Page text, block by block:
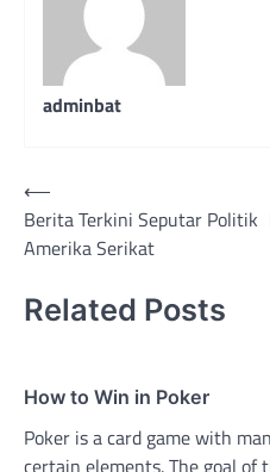
adminbat
Post
navigation
⟵
Berita Terkini Seputar Politik
Amerika Serikat
Related Posts
How to Win in Poker
Poker is a card game with
certain elements. The goal of